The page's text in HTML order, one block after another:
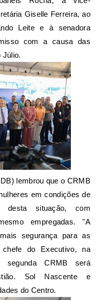
Giselle Ferreira, ao
Leite e à senadora
com a causa das
Júlio.
lembrou que o CRMB
emcondições de
situação, com
empregadas. "A
segurança para as
do Executivo, na
segunda CRMB será
Sol Nascente e
do Centro.